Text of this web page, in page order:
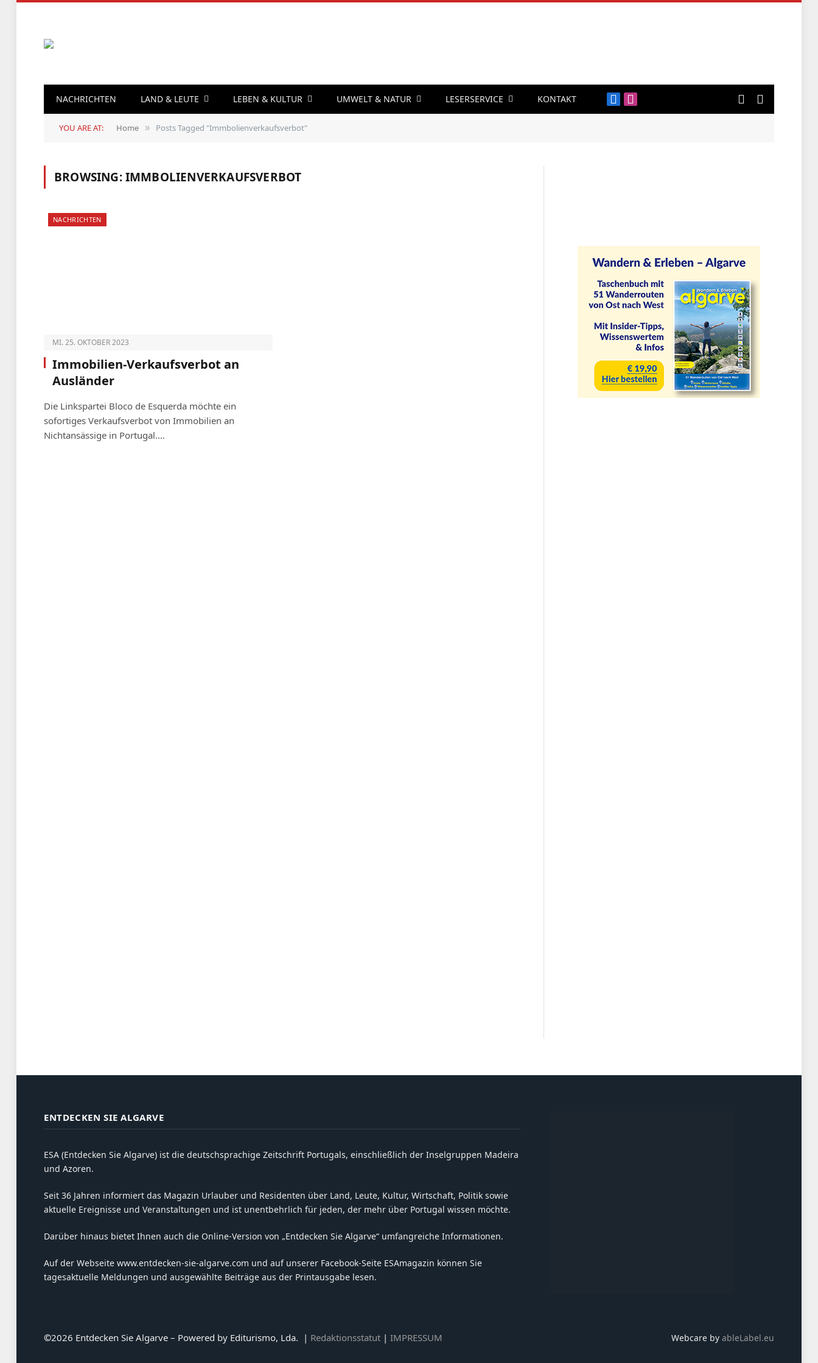
NACHRICHTEN LAND & LEUTE LEBEN & KULTUR UMWELT & NATUR LESERSERVICE KONTAKT FacebookInstagram
YOU ARE AT: Home » Posts Tagged "Immbolienverkaufsverbot"
BROWSING:IMMBOLIENVERKAUFSVERBOT
NACHRICHTEN
MI. 25. OKTOBER 2023
Immobilien-Verkaufsverbot an
Ausländer
Die Linkspartei Bloco de Esquerda möchte ein
sofortiges Verkaufsverbot von Immobilien an
Nichtansässige in Portugal.…
ENTDECKEN SIE ALGARVE
ESA (Entdecken Sie Algarve) ist die deutschsprachige Zeitschrift Portugals, einschließlich der Inselgruppen Madeira
und Azoren.
Seit 36 Jahren informiert das Magazin Urlauber und Residenten über Land, Leute, Kultur, Wirtschaft, Politik sowie
aktuelle Ereignisse und Veranstaltungen und ist unentbehrlich für jeden, der mehr über Portugal wissen möchte.
Darüber hinaus bietet Ihnen auch die Online-Version von „Entdecken Sie Algarve“ umfangreiche Informationen.
Auf der Webseite www.entdecken-sie-algarve.com und auf unserer Facebook-Seite ESAmagazin können Sie
tagesaktuelle Meldungen und ausgewählte Beiträge aus der Printausgabe lesen.
©2026 Entdecken Sie Algarve – Powered by Editurismo, Lda. | Redaktionsstatut | IMPRESSUM Webcare by ableLabel.eu